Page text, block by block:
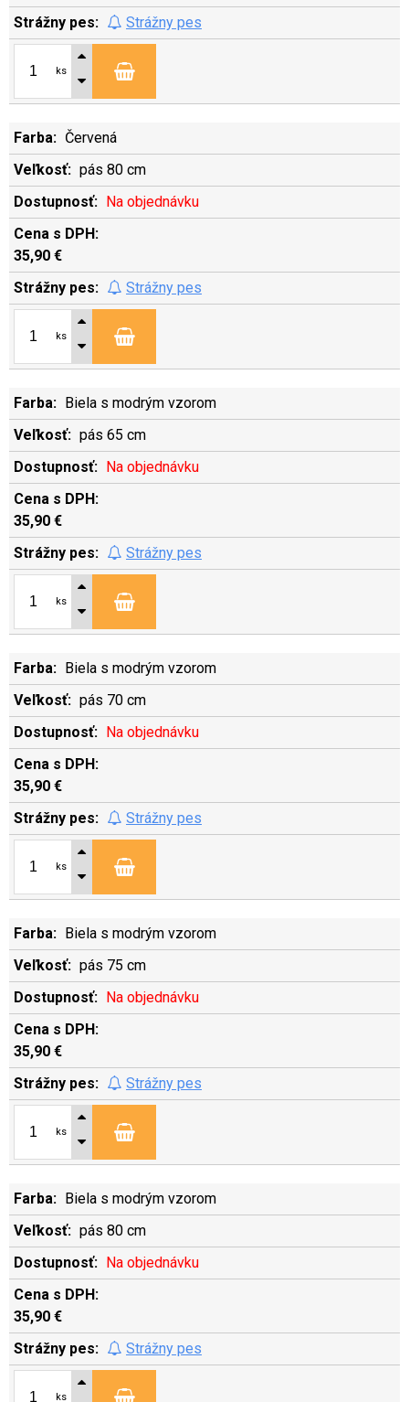
Strážny pes
ks
Červená
pás 80 cm
Na objednávku
35,90 €
Strážny pes
ks
Biela s modrým vzorom
pás 65 cm
Na objednávku
35,90 €
Strážny pes
ks
Biela s modrým vzorom
pás 70 cm
Na objednávku
35,90 €
Strážny pes
ks
Biela s modrým vzorom
pás 75 cm
Na objednávku
35,90 €
Strážny pes
ks
Biela s modrým vzorom
pás 80 cm
Na objednávku
35,90 €
Strážny pes
ks